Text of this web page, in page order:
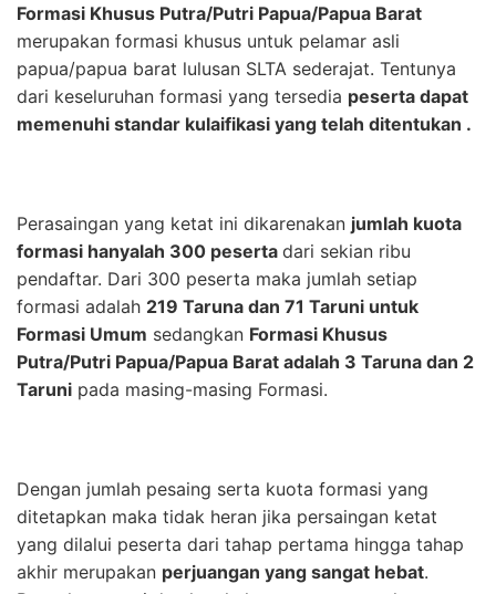
Formasi Khusus Putra/Putri Papua/Papua Barat
merupakan formasi khusus untuk pelamar asli
papua/papua barat lulusan SLTA sederajat. Tentunya
dari keseluruhan formasi yang tersedia peserta dapat
memenuhi standar kulaifikasi yang telah ditentukan .
Perasaingan yang ketat ini dikarenakan jumlah kuota
formasi hanyalah 300 peserta dari sekian ribu
pendaftar. Dari 300 peserta maka jumlah setiap
formasi adalah 219 Taruna dan 71 Taruni untuk
Formasi Umum sedangkan Formasi Khusus
Putra/Putri Papua/Papua Barat adalah 3 Taruna dan 2
Taruni pada masing-masing Formasi.
Dengan jumlah pesaing serta kuota formasi yang
ditetapkan maka tidak heran jika persaingan ketat
yang dilalui peserta dari tahap pertama hingga tahap
akhir merupakan perjuangan yang sangat hebat.